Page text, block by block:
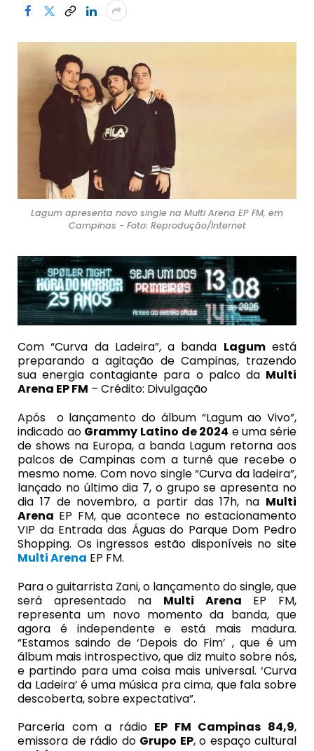
Lagum apresenta novo single na Multi Arena EP FM, em
Campinas - Foto: Reprodução/Internet
Com “Curva da Ladeira”, a banda Lagumestá
preparando a agitação de Campinas, trazendo
sua energia contagiante para o palco da Multi
Arena EP FM – Crédito: Divulgação
Após o lançamento do álbum “Lagum ao Vivo”,
indicado ao Grammy Latino de 2024 e uma série
de shows na Europa, a banda Lagum retorna aos
palcos de Campinas com a turnê que recebe o
mesmo nome. Com novo single “Curva da ladeira”,
lançado no último dia 7, o grupo se apresenta no
dia 17 de novembro, a partir das 17h, na Multi
Arena EP FM, que acontece no estacionamento
VIP da Entrada das Águas do Parque Dom Pedro
Shopping. Os ingressos estão disponíveis no site
Multi Arena EP FM.
Para o guitarrista Zani, o lançamento do single, que
será apresentado na Multi Arena EP FM,
representa um novo momento da banda, que
agora é independente e está mais madura.
“Estamos saindo de ‘Depois do Fim’ , que é um
álbum mais introspectivo, que diz muito sobre nós,
e partindo para uma coisa mais universal. ‘Curva
da Ladeira’ é uma música pra cima, que fala sobre
descoberta, sobre expectativa”.
Parceria com a rádio EP FM Campinas 84,9,
emissora de rádio do Grupo EP, o espaço cultural